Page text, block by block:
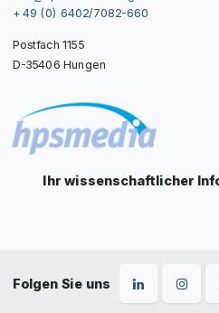
+ 49 (0) 6402/7082-660
Postfach 1155
D-35406 Hungen
Ihr wissenschaftlicher
Folgen Sie uns